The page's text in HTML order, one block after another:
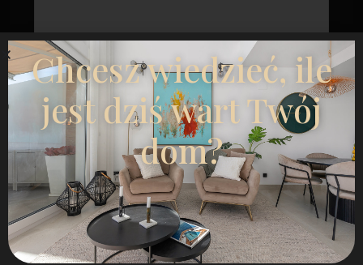
Wyrażam zgodę na Warunki RODO
Dzwonić
WhatsApp
Chcesz wiedzieć, ile
jest dziś wart Twój
dom?